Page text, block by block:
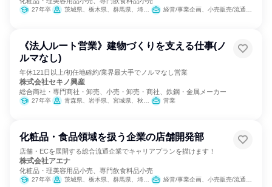
27年卒 茨城県、栃木県、群馬県、埼玉県、千葉県、東京都、神奈川県、愛知県、滋賀県、京都府、大阪府、兵庫県、奈良県、和歌山県 経営/事業企画、小売販売/流通、SCM/生産管理/購買/物流、人事、総務、営業、商品企画、マーケティング・広告・宣伝
《法人ルート営業》建物づくりを支える仕事(ノ
ルマなし)
年休121日以上/初任地確約/業界最大手でノルマなし営業
株式会社セキノ興産
総合商社・専門商社・卸売、小売・卸売・商社、鉄鋼・金属メーカー
27年卒 青森県、岩手県、宮城県、秋田県、山形県、福島県、茨城県、栃木県、群馬県、埼玉県、千葉県、神奈川県、新潟県、富山県、石川県、山梨県、長野県、岐阜県、静岡県、愛知県、滋賀県 営業
化粧品・食品領域を扱う企業の店舗開発部
店舗・ECを展開する総合流通企業でキャリアプランを描けます！
株式会社アエナ
化粧品・理美容用品小売、専門飲食料品小売
27年卒 茨城県、栃木県、群馬県、埼玉県、千葉県、東京都、神奈川県、愛知県、滋賀県、京都府、大阪府、兵庫県、奈良県、和歌山県 経営/事業企画、小売販売/流通、SCM/生産管理/購買/物流、人事、営業、商品企画、マーケティング・広告・宣伝